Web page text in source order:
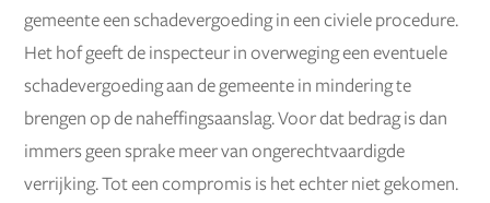
gemeente een schadevergoeding in een civiele procedure.
Het hof geeft de inspecteur in overweging een eventuele
schadevergoeding aan de gemeente in mindering te
brengen op de naheffingsaanslag. Voor dat bedrag is dan
immers geen sprake meer van ongerechtvaardigde
verrijking. Tot een compromis is het echter niet gekomen.